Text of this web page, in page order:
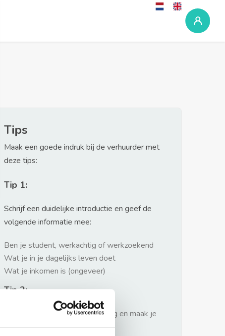
Tips
Maak een goede indruk bij de verhuurder met
deze tips:
Tip 1:
Schrijf een duidelijke introductie en geef de
volgende informatie mee:
Ben je student, werkachtig of werkzoekend
Wat je in je dagelijks leven doet
Wat je inkomen is (ongeveer)
Tip 2:
Wees beleefd, niet te langdradig en maak je
verhaal kort